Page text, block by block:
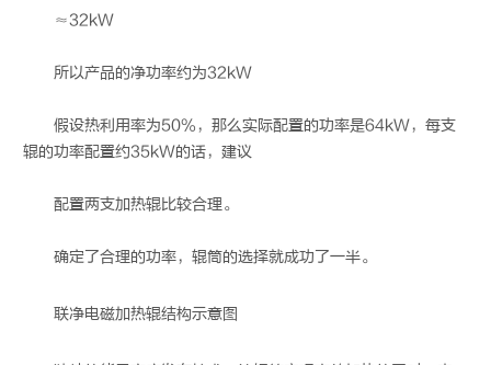
≈32kW
所以产品的净功率约为32kW
假设热利用率为50%，那么实际配置的功率是64kW，每支
辊的功率配置约35kW的话，建议
配置两支加热辊比较合理。
确定了合理的功率，辊筒的选择就成功了一半。
联净电磁加热辊结构示意图